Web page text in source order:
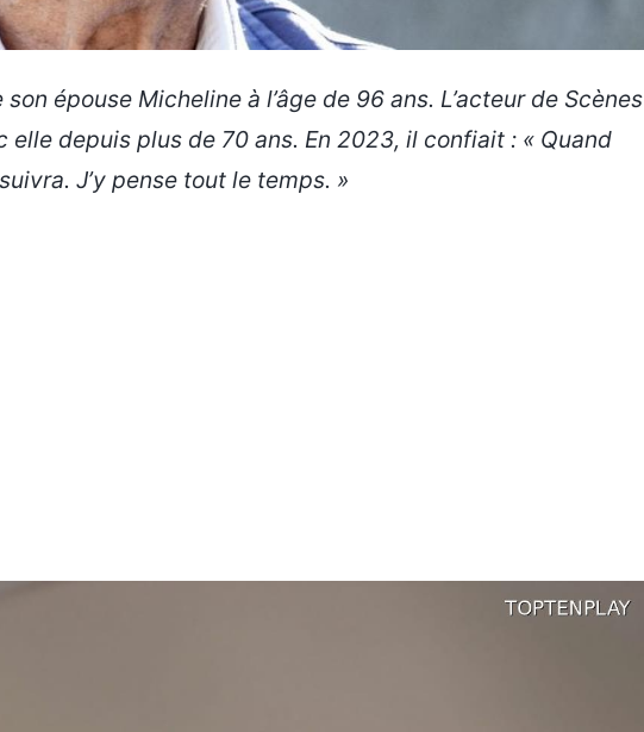
épouse Micheline à l’âge de 96 ans. L’acteur de Scènes
depuis plus de 70 ans. En 2023, il confiait : « Quand
J’y pense tout le temps. »